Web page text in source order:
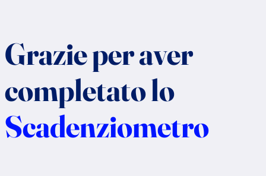
Grazie per aver
completato lo
Scadenziometro